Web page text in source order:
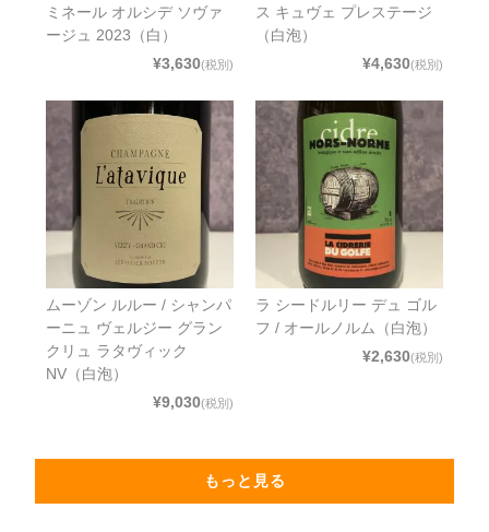
ミネール オルシデ ソヴァ
ージュ 2023（白）
¥3,630(税別)
ス キュヴェ プレステージ
（白泡）
¥4,630(税別)
ムーゾン ルルー / シャンパ
ーニュ ヴェルジー グラン
クリュ ラタヴィック
NV（白泡）
¥9,030(税別)
ラ シードルリー デュ ゴル
フ / オールノルム（白泡）
¥2,630(税別)
もっと見る